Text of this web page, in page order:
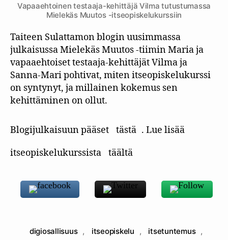
Vapaaehtoinen testaaja-kehittäjä Vilma tutustumassa
Mielekäs Muutos -itseopiskelukurssiin
Taiteen Sulattamon blogin uusimmassa
julkaisussa Mielekäs Muutos -tiimin Maria ja
vapaaehtoiset testaaja-kehittäjät Vilma ja
Sanna-Mari pohtivat, miten itseopiskelukurssi
on syntynyt, ja millainen kokemus sen
kehittäminen on ollut.
Blogijulkaisuun pääset tästä . Lue lisää
itseopiskelukurssista
täältä
digiosallisuus , itseopiskelu , itsetuntemus ,